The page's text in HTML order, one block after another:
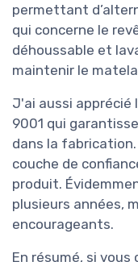
permettant
qui concerne le
déhoussable et
maintenir le
J'ai aussi apprécié
9001 qui
dans la
couche de
produit.
plusieurs années,
encourageants.
En résumé, si